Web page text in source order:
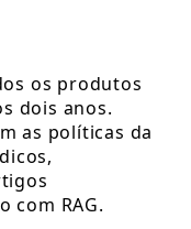
os produtos
dois anos.
as políticas da
com RAG.